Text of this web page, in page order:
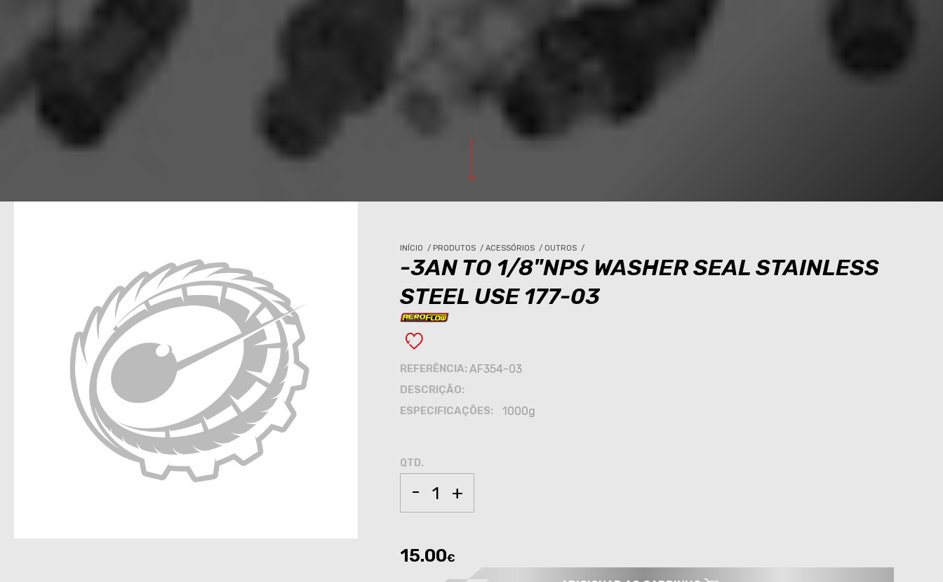
INÍCIO / PRODUTOS / ACESSÓRIOS / OUTROS /
-3AN TO 1/8"NPS WASHER SEAL STAINLESS
STEEL USE 177-03
REFERÊNCIA: AF354-03
DESCRIÇÃO:
ESPECIFICAÇÕES:
1000g
QTD.
- +
15.00€